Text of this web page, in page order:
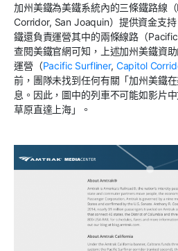
加州美鐵為美鐵系統內的三條鐵路線
Corridor, San Joaquin）提供資金支
鐵還負責運營其中的兩條線路（
查閱美鐵官網可知，上述加州美鐵資
運營（Pacific Surfliner, Capitol
前，團隊未找到任何有關「加州美鐵
息。因此，圖中的列車不可能如影片
草原直達上海」。